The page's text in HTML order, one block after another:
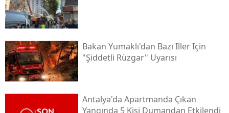
Bakan Yumaklı'dan Bazı Iller Için
"şiddetli Rüzgar" Uyarısı
Antalya'da Apartmanda Çıkan
Yangında 5 Kişi Dumandan Etkilendi